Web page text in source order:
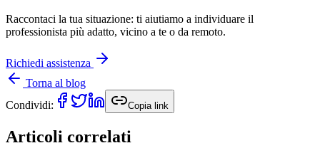
Raccontaci la tua situazione: ti aiutiamo a individuare il
professionista più adatto, vicino a te o da remoto.
Richiedi assistenza
Torna al blog
Condividi:
Copia link
Articoli correlati